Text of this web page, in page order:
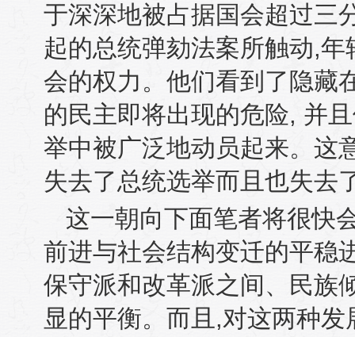
于深深地被占据国会超过三
起的总统弹劾法案所触动,年
会的权力。他们看到了隐藏
的民主即将出现的危险, 并
举中被广泛地动员起来。这
失去了总统选举而且也失去
这一朝向下面笔者将很快
前进与社会结构变迁的平稳
保守派和改革派之间、民族
显的平衡。而且,对这两种发